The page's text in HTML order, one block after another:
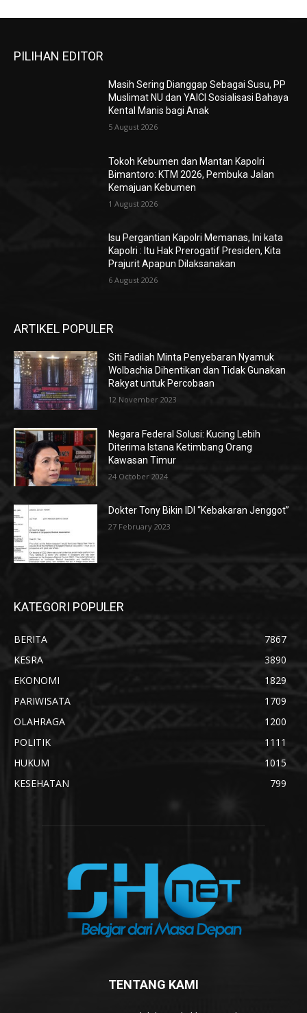
PILIHAN EDITOR
Masih Sering Dianggap Sebagai Susu, PP
Muslimat NU dan YAICI Sosialisasi Bahaya
Kental Manis bagi Anak
5 August 2026
Tokoh Kebumen dan Mantan Kapolri
Bimantoro: KTM 2026, Pembuka Jalan
Kemajuan Kebumen
1 August 2026
Isu Pergantian Kapolri Memanas, Ini kata
Kapolri : Itu Hak Prerogatif Presiden, Kita
Prajurit Apapun Dilaksanakan
6 August 2026
ARTIKEL POPULER
Siti Fadilah Minta Penyebaran Nyamuk
Wolbachia Dihentikan dan Tidak Gunakan
Rakyat untuk Percobaan
12 November 2023
Negara Federal Solusi: Kucing Lebih
Diterima Istana Ketimbang Orang
Kawasan Timur
24 October 2024
Dokter Tony Bikin IDI “Kebakaran Jenggot”
27 February 2023
KATEGORI POPULER
BERITA
7867
KESRA
3890
EKONOMI
1829
PARIWISATA
1709
OLAHRAGA
1200
POLITIK
1111
HUKUM
1015
KESEHATAN
799
TENTANG KAMI